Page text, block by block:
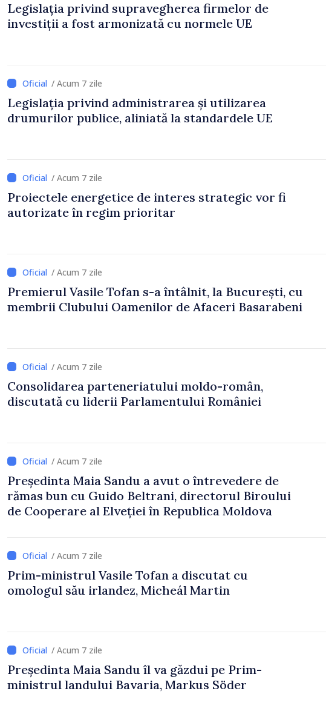
Legislația privind supravegherea firmelor de
investiții a fost armonizată cu normele UE
/ Acum 7 zile
Legislația privind administrarea și utilizarea
drumurilor publice, aliniată la standardele UE
/ Acum 7 zile
Proiectele energetice de interes strategic vor fi
autorizate în regim prioritar
/ Acum 7 zile
Premierul Vasile Tofan s-a întâlnit, la București, cu
membrii Clubului Oamenilor de Afaceri Basarabeni
/ Acum 7 zile
Consolidarea parteneriatului moldo-român,
discutată cu liderii Parlamentului României
/ Acum 7 zile
Președinta Maia Sandu a avut o întrevedere de
rămas bun cu Guido Beltrani, directorul Biroului
de Cooperare al Elveției în Republica Moldova
/ Acum 7 zile
Prim-ministrul Vasile Tofan a discutat cu
omologul său irlandez, Micheál Martin
/ Acum 7 zile
Președinta Maia Sandu îl va găzdui pe Prim-
ministrul landului Bavaria, Markus Söder